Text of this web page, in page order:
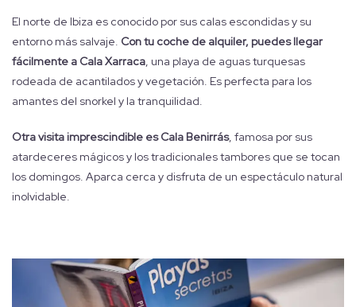
El norte de Ibiza es conocido por sus calas escondidas y su
entorno más salvaje. Con tu coche de alquiler, puedes llegar
fácilmente a Cala Xarraca , una playa de aguas turquesas
rodeada de acantilados y vegetación. Es perfecta para los
amantes del snorkel y la tranquilidad.
Otra visita imprescindible es Cala Benirrás, famosa por sus
atardeceres mágicos y los tradicionales tambores que se tocan
los domingos. Aparca cerca y disfruta de un espectáculo natural
inolvidable.